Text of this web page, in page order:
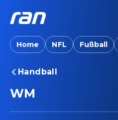
Home NFL Fußball
Handball
WM - Torjäger
WM